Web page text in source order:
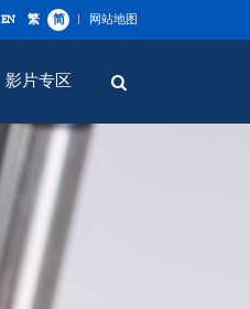
EN 繁 简 网站地图
影片专区